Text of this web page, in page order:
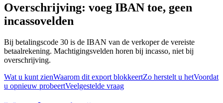
Overschrijving: voeg IBAN toe, geen
incassovelden
Bij betalingscode 30 is de IBAN van de verkoper de vereiste
betaalrekening. Machtigingsvelden horen bij incasso, niet bij
overschrijving.
Wat u kunt zienWaarom dit export blokkeertZo herstelt u hetVoordat
u opnieuw probeertVeelgestelde vraag